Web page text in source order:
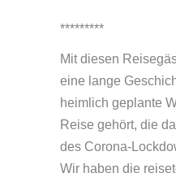
*********
Mit diesen
eine lange
heimlich geplante
Reise gehört, die
des Corona-
Wir haben die